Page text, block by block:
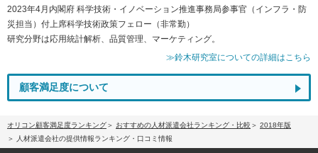
2023年4月内閣府 科学技術・イノベーション推進事務局参事官（インフラ・防
災担当）付上席科学技術政策フェロー（非常勤）
研究分野は応用統計解析、品質管理、マーケティング。
≫鈴木研究室についての詳細はこちら
顧客満足度について
オリコン顧客満足度ランキング おすすめの人材派遣会社ランキング・比較
2018年版
人材派遣会社の提供情報ランキング・口コミ情報